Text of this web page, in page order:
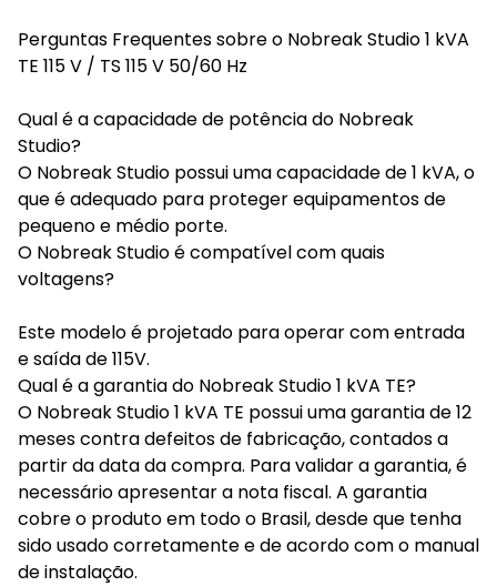
Perguntas Frequentes sobre o Nobreak Studio 1 kVA
TE 115 V / TS 115 V 50/60 Hz
Qual é a capacidade de potência do Nobreak
Studio?
O Nobreak Studio possui uma capacidade de 1 kVA, o
que é adequado para proteger equipamentos de
pequeno e médio porte.
O Nobreak Studio é compatível com quais
voltagens?
Este modelo é projetado para operar com entrada
e saída de 115V.
Qual é a garantia do Nobreak Studio 1 kVA TE?
O Nobreak Studio 1 kVA TE possui uma garantia de 12
meses contra defeitos de fabricação, contados a
partir da data da compra. Para validar a garantia, é
necessário apresentar a nota fiscal. A garantia
cobre o produto em todo o Brasil, desde que tenha
sido usado corretamente e de acordo com o manual
de instalação.